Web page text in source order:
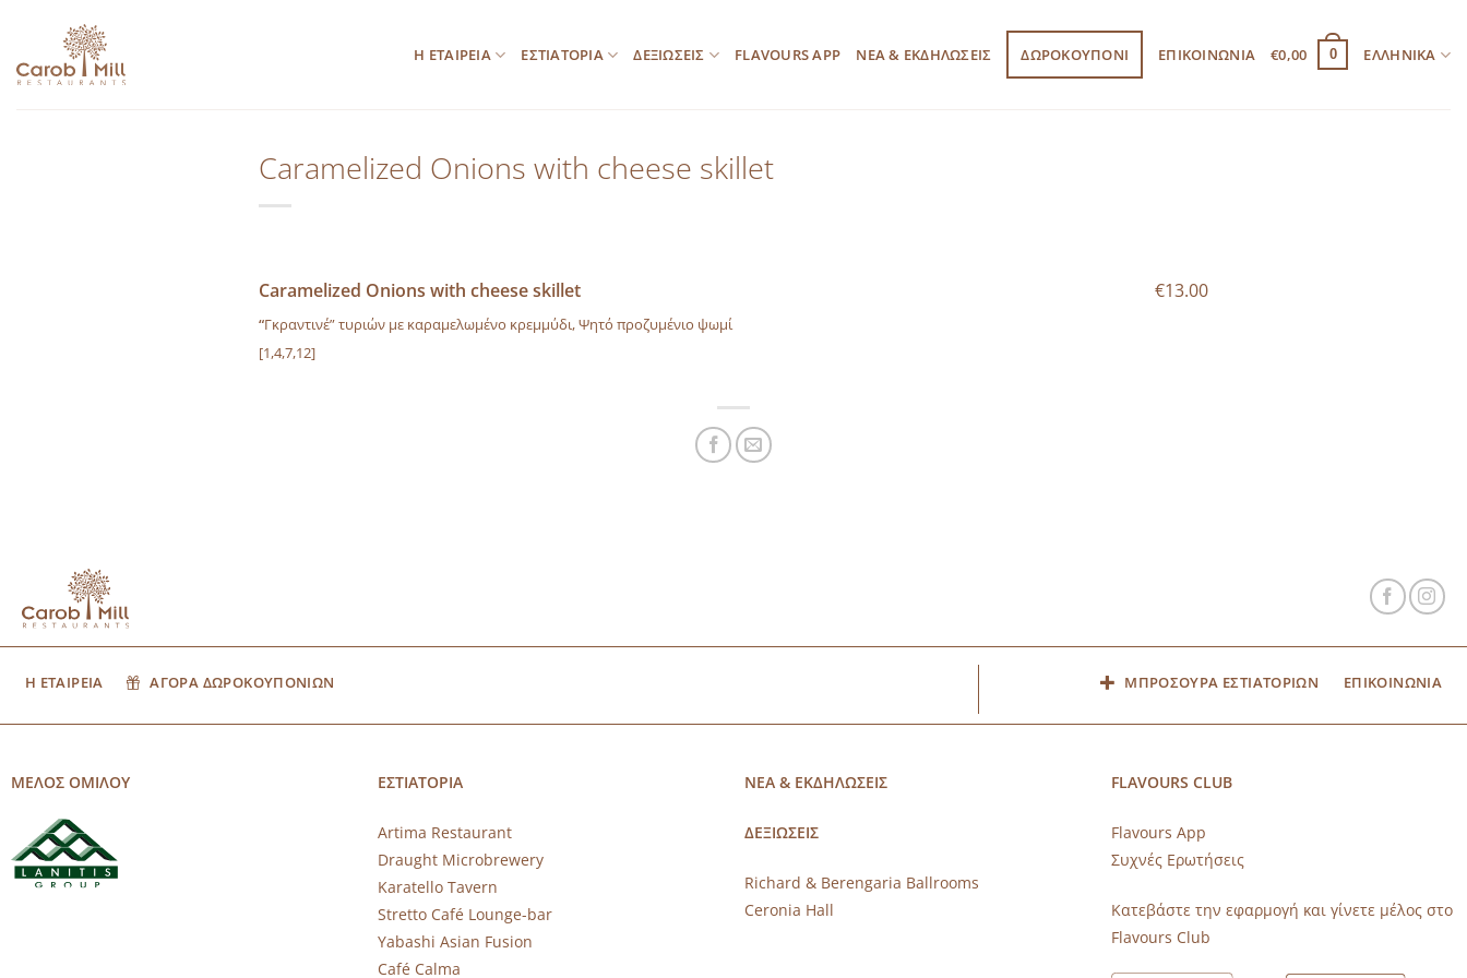
περιεχόμενο
Η ΕΤΑΙΡΕΙΑ ΕΣΤΙΑΤΟΡΙΑ ΔΕΞΙΩΣΕΙΣ FLAVOURS APP ΝΕΑ & ΕΚΔΗΛΩΣΕΙΣ ΔΩΡΟΚΟΥΠΟΝΙ ΕΠΙΚΟΙΝΩΝΙΑ €0,00 0 ΕΛΛΗΝΙΚΆ
Caramelized Onions with cheese skillet
Caramelized Onions with cheese skillet €13.00
“Γκραντινέ” τυριών με καραμελωμένο κρεμμύδι, Ψητό προζυμένιο ψωμί
[1,4,7,12]
Η ΕΤΑΙΡΕΙΑ ΑΓΟΡΑ ΔΩΡΟΚΟΥΠΟΝΙΩΝ ΜΠΡΟΣΟΥΡΑ ΕΣΤΙΑΤΟΡΙΩΝ ΕΠΙΚΟΙΝΩΝΙΑ
ΜΕΛΟΣ ΟΜΙΛΟΥ ΕΣΤΙΑΤΟΡΙΑ
Artima Restaurant
Draught Microbrewery
Karatello Tavern
Stretto Café Lounge-bar
Yabashi Asian Fusion
Café Calma
ΝΕΑ & ΕΚΔΗΛΩΣΕΙΣ
ΔΕΞΙΩΣΕΙΣ
Richard & Berengaria Ballrooms
Ceronia Hall
FLAVOURS CLUB
Flavours App
Συχνές Ερωτήσεις
Κατεβάστε την εφαρμογή και γίνετε μέλος στο
Flavours Club